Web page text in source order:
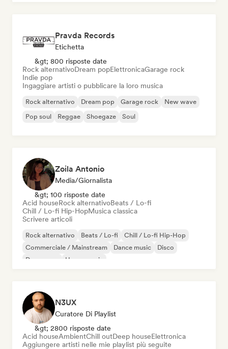
Pravda Records
Etichetta
&gt; 800 risposte date
Rock alternativoDream popElettronicaGarage rock
Indie pop
Ingaggiare artisti o pubblicare la loro musica
Rock alternativo Dream pop Garage rock
New wave
Pop soul
Reggae Shoegaze Soul
Zoila Antonio
Media/Giornalista
&gt; 100 risposte date
Acid houseRock alternativoBeats / Lo-fi
Chill / Lo-fi Hip-HopMusica classica
Scrivere articoli
Rock alternativo Beats / Lo-fi
Chill / Lo-fi Hip-Hop
Commerciale / Mainstream
Dance music
Disco
Dream pop
House music
N3UX
Curatore Di Playlist
&gt; 2800 risposte date
Acid houseAmbientChill outDeep houseElettronica
Aggiungere artisti nelle mie playlist più seguite